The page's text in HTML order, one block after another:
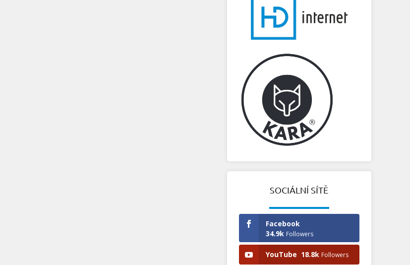
SOCIÁLNÍ SÍTĚ
Facebook
34.9k Followers
YouTube 18.8k Followers